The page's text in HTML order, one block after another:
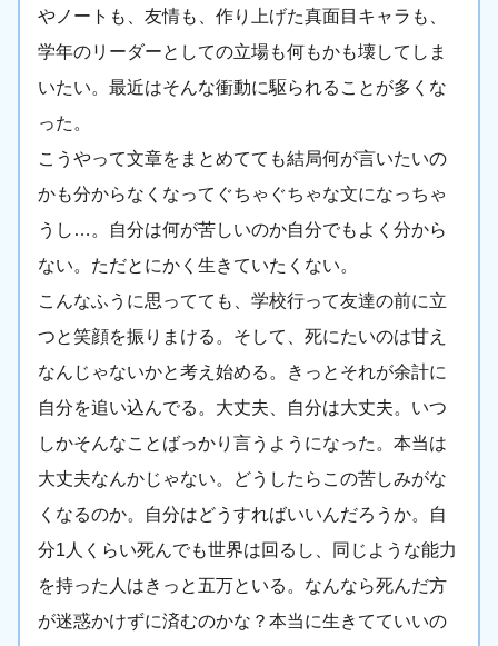
やノートも、友情も、作り上げた真面目キャラも、
学年のリーダーとしての立場も何もかも壊してしま
いたい。最近はそんな衝動に駆られることが多くな
った。
こうやって文章をまとめてても結局何が言いたいの
かも分からなくなってぐちゃぐちゃな文になっちゃ
うし…。自分は何が苦しいのか自分でもよく分から
ない。ただとにかく生きていたくない。
こんなふうに思ってても、学校行って友達の前に立
つと笑顔を振りまける。そして、死にたいのは甘え
なんじゃないかと考え始める。きっとそれが余計に
自分を追い込んでる。大丈夫、自分は大丈夫。いつ
しかそんなことばっかり言うようになった。本当は
大丈夫なんかじゃない。どうしたらこの苦しみがな
くなるのか。自分はどうすればいいんだろうか。自
分1人くらい死んでも世界は回るし、同じような能力
を持った人はきっと五万といる。なんなら死んだ方
が迷惑かけずに済むのかな？本当に生きてていいの